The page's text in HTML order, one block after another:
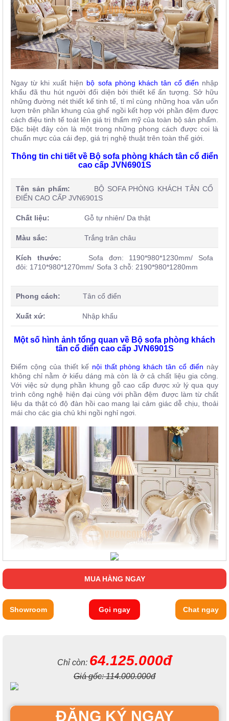
Ngay từ khi xuất hiện bộ sofa phòng khách tân cổ điển nhập
khẩu đã thu hút người đối diện bởi thiết kế ấn tượng. Sở hữu
những đường nét thiết kế tinh tế, tỉ mỉ cùng những hoa văn uốn
lượn trên phần khung của ghế ngồi kết hợp với phần đệm được
cách điệu tinh tế toát lên giá trị thẩm mỹ của toàn bộ sản phẩm.
Đặc biệt đây còn là một trong những phong cách được coi là
chuẩn mực của cái đẹp, giá trị nghệ thuật trên toàn thế giới.
Thông tin chi tiết về Bộ sofa phòng khách tân cổ điển
cao cấp JVN6901S
Tên sản phẩm: BỘ SOFA PHÒNG KHÁCH TÂN CỔ
ĐIỂN CAO CẤP JVN6901S
Chất liệu: Gỗ tự nhiên/ Da thật
Màu sắc: Trắng trân châu
Kích thước: Sofa đơn: 1190*980*1230mm/ Sofa
đôi: 1710*980*1270mm/ Sofa 3 chỗ: 2190*980*1280mm
Phong cách: Tân cổ điển
Xuất xứ: Nhập khẩu
Một số hình ảnh tổng quan về Bộ sofa phòng khách
tân cổ điển cao cấp JVN6901S
Điểm cộng của thiết kế nội thất phòng khách tân cổ điển này
không chỉ nằm ở kiểu dáng mà còn là ở cả chất liệu gia công.
Với việc sử dụng phần khung gỗ cao cấp được xử lý qua quy
trình công nghệ hiện đại cùng với phần đệm được làm từ chất
liệu da thật có độ đàn hồi cao mang lại cảm giác dễ chịu, thoải
mái cho các gia chủ khi ngồi nghỉ ngơi.
đạt chuẩn giúp các gia chủ có thể dễ dàng và linh hoạt trong
việc bố trí không gian nội thất của mình.
Sofa đơn: 1190*980*1230 mm
Sofa đôi: 1710*980*1270 mm
MUA HÀNG NGAY
Showroom Gọi ngay Chat ngay
Chỉ còn: 64.125.000đ
Giá gốc:114.000.000đ
ĐĂNG KÝ NGAY